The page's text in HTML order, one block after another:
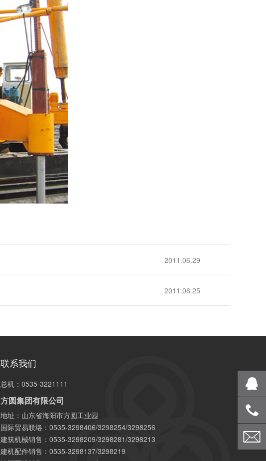
2011.06.29
2011.06.25
联系我们
总机：0535-3221111
方圆集团有限公司
地址：山东省海阳市方圆工业园
国际贸易联络：0535-3298406/3298254/3298256
建筑机械销售：0535-3298209/3298281/3298213
建机配件销售：0535-3298137/3298219